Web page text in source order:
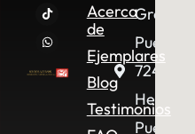
Acerca
de
Ejemplares
Blog
Testimonios
Granjas
Puebla,
72490
Heroica
Puebla